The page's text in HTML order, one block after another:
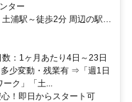
ター
浦駅～徒歩2分 周辺の駅：
：1ヶ月あたり4日～23日
少変動・残業有 ⇒「週1日
ーク」「土...
！即日からスタート可